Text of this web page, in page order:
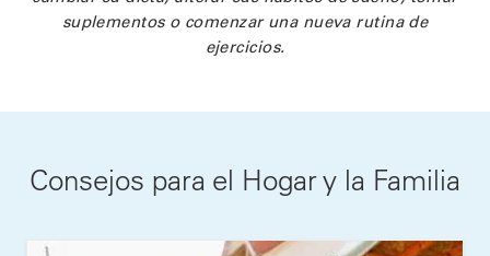
suplementos o comenzar una nueva rutina de
ejercicios.
Consejos para el Hogar y la Familia